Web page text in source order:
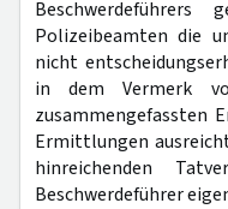
Polizeibeamten die
nicht
in dem Vermerk
zusammengefassten
Ermittlungen
hinreichenden
Beschwerdeführer